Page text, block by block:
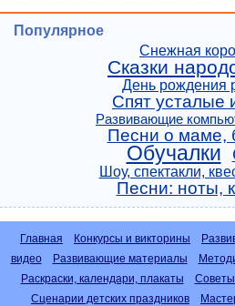
Популярное
Снежная
Сказки
День рождения
Спят усталые
Развивающие
Песни о маме,
Обучалки
Шоу, спектакли,
Песни: ноты,
Главная Конкурсы и викторины
видео
Развивающие материалы
Раскраски, календари, плакаты
Сценарии детских праздников